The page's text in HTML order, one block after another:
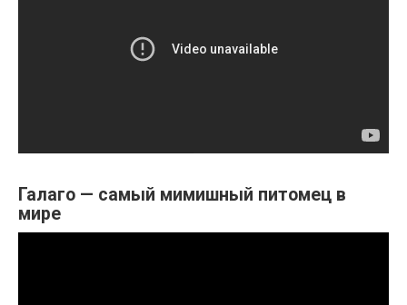
Галаго — самый мимишный питомец в
мире